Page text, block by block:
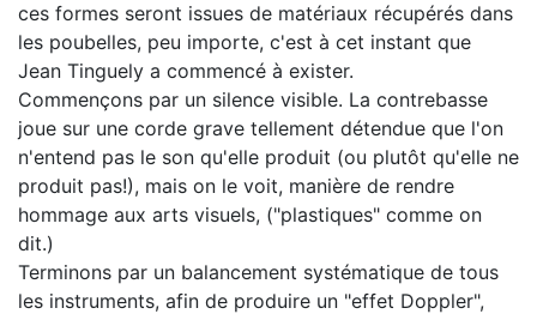
ces formes seront issues de matériaux récupérés dans
les poubelles, peu importe, c'est à cet instant que
Jean Tinguely a commencé à exister.
Commençons par un silence visible. La contrebasse
joue sur une corde grave tellement détendue que l'on
n'entend pas le son qu'elle produit (ou plutôt qu'elle ne
produit pas!), mais on le voit, manière de rendre
hommage aux arts visuels, ("plastiques" comme on
dit.)
Terminons par un balancement systématique de tous
les instruments, afin de produire un "effet Doppler",